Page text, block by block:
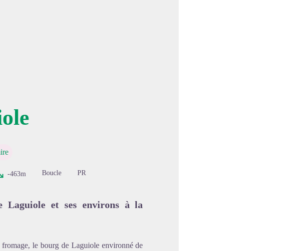
-463m Boucle PR
Laguiole et ses environs à la
le bourg de Laguiole environné de